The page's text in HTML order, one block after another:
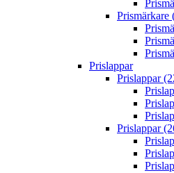
Prismärkare
Prislappar
Prislappar
Prislappar